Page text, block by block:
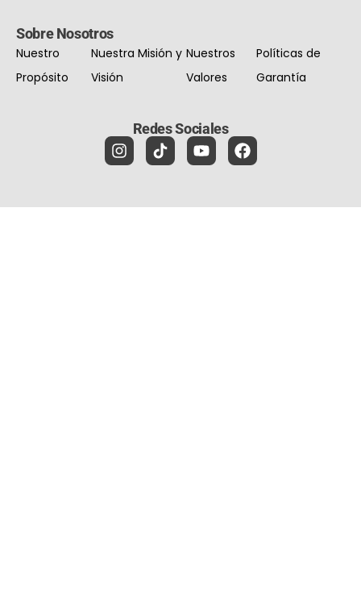
Sobre Nosotros
Nuestro
Propósito
Nuestra Misión y
Visión
Nuestros
Valores
Políticas de
Garantía
Redes Sociales